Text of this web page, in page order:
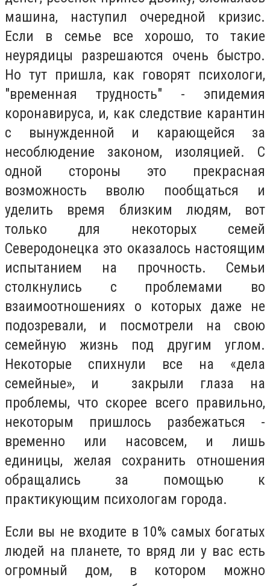
машина, наступил очередной кризис.
Если в семье все хорошо, то такие
неурядицы разрешаются очень быстро.
Но тут пришла, как говорят психологи,
"временная трудность" - эпидемия
коронавируса, и, как следствие карантин
с вынужденной и карающейся за
несоблюдение законом, изоляцией. С
одной стороны это прекрасная
возможность вволю пообщаться и
уделить время близким людям, вот
только для некоторых семей
Северодонецка это оказалось настоящим
испытанием на прочность. Семьи
столкнулись с проблемами во
взаимоотношениях о которых даже не
подозревали, и посмотрели на свою
семейную жизнь под другим углом.
Некоторые спихнули все на «дела
семейные», и закрыли глаза на
проблемы, что скорее всего правильно,
некоторым пришлось разбежаться -
временно или насовсем, и лишь
единицы, желая сохранить отношения
обращались за помощью к
практикующим психологам города.
Если вы не входите в 10% самых богатых
людей на планете, то вряд ли у вас есть
огромный дом, в котором можно